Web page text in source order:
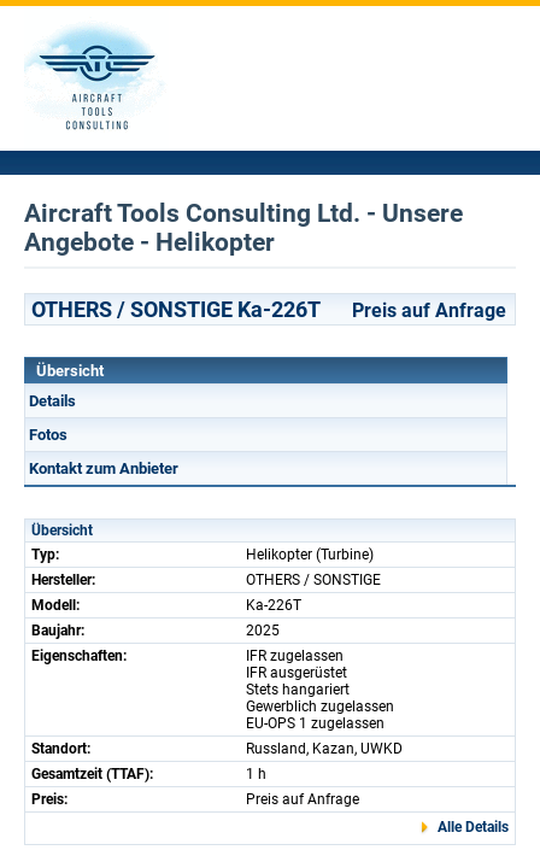
Aircraft Tools Consulting Ltd. - Unsere
Angebote - Helikopter
OTHERS / SONSTIGE Ka-226T Preis auf Anfrage
Übersicht
Details
Fotos
Kontakt zum Anbieter
Übersicht
Typ:
Helikopter (Turbine)
Hersteller:
OTHERS / SONSTIGE
Modell:
Ka-226T
Baujahr:
2025
Eigenschaften:
IFR zugelassen
IFR ausgerüstet
Stets hangariert
Gewerblich zugelassen
EU-OPS 1 zugelassen
Standort:
Russland, Kazan, UWKD
Gesamtzeit (TTAF):
1 h
Preis:
Preis auf Anfrage
Alle Details